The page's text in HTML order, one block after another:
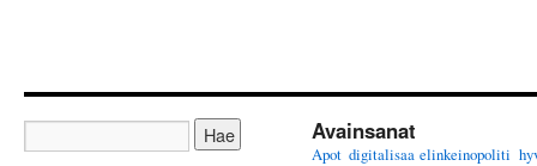
Avainsanat
Apot digitalisaa elinkeinopoliti